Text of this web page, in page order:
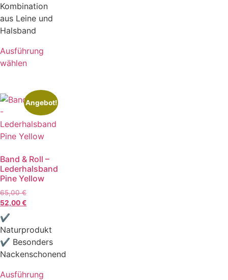
Kombination
aus Leine und
Halsband
Ausführung
wählen
Angebot!
Band & Roll –
Lederhalsband
Pine Yellow
65,00€
52,00€
✔
Naturprodukt
✔ Besonders
Nackenschonend
Ausführung